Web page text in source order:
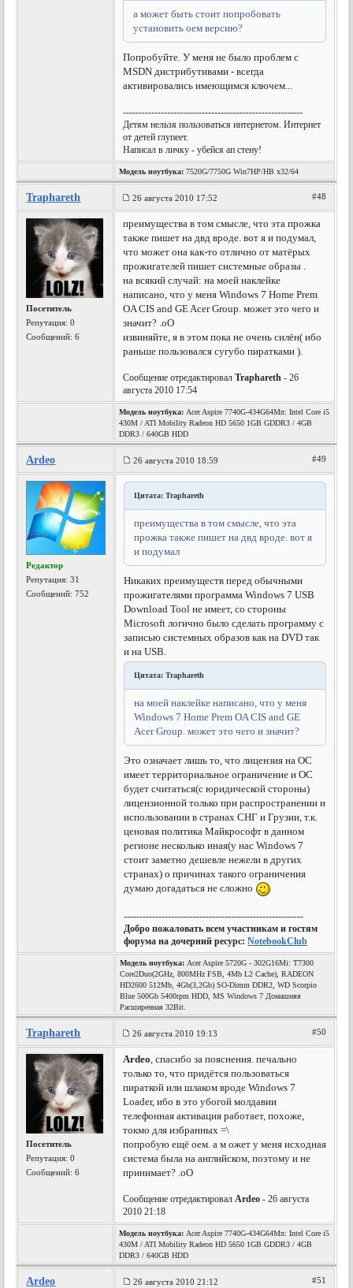
а может быть стоит попробовать
установить оем версию?
Попробуйте. У меня не было проблем с
MSDN дистрибутивами - всегда
активировались имеющимся ключем...
---------------------------------------------------------
Детям нельзя пользоваться интернетом. Интернет
от детей глупеет.
Написал в личку - убейся ап стену!
Модель ноутбука: 7520G/7750G Win7HP/HB x32/64
Traphareth 26 августа 2010 17:52 #48
Посетитель
Репутация:0
Сообщений: 6
преимущества в том смысле, что эта прожка
также пишет на двд вроде. вот я и подумал,
что может она как-то отлично от матёрых
прожигателей пишет системные образы .
на всякий случай: на моей наклейке
написано, что у меня Windows 7 Home Prem
OA CIS and GE Acer Group. может это чего и
значит? .оО
извиняйте, я в этом пока не очень силён( ибо
раньше пользовался сугубо пиратками ).
Сообщение отредактировалTraphareth - 26
августа 2010 17:54
Модель ноутбука: Acer Aspire 7740G-434G64Mn: Intel Core i5
430M / ATI Mobility Radeon HD 5650 1GB GDDR3 / 4GB
DDR3 / 640GB HDD
Ardeo 26 августа 2010 18:59 #49
Редактор
Репутация:31
Сообщений: 752
Цитата: Traphareth
преимущества в том смысле, что эта
прожка также пишет на двд вроде. вот я
и подумал
Никаких преимуществ перед обычными
прожигателями программа Windows 7 USB
Download Tool не имеет, со стороны
Microsoft логично было сделать программу с
записью системных образов как на DVD так
и на USB.
Цитата: Traphareth
на моей наклейке написано, что у меня
Windows 7 Home Prem OA CIS and GE
Acer Group. может это чего и значит?
Это означает лишь то, что лицензия на ОС
имеет территориальное ограничение и ОС
будет считаться(с юридической стороны)
лицензионной только при распространении и
использовании в странах СНГ и Грузии, т.к.
ценовая политика Майкрософт в данном
регионе несколько иная(у нас Windows 7
стоит заметно дешевле нежели в других
странах) о причинах такого ограничения
думаю догадаться не сложно
---------------------------------------------------------
Добро пожаловать всем участникам и гостям
форума на дочерний ресурс:NotebookClub
Модель ноутбука: Acer Aspire 5720G - 302G16Mi: T7300
Core2Duo(2GHz, 800MHz FSB, 4Mb L2 Cache), RADEON
HD2600 512Mb, 4Gb(3,2Gb) SO-Dimm DDR2, WD Scorpio
Blue 500Gb 5400rpm HDD, MS Windows 7 Домашняя
Расширенная 32Bit.
Traphareth 26 августа 2010 19:13 #50
Посетитель
Репутация:0
Сообщений: 6
Ardeo, спасибо за пояснения. печально
только то, что придётся пользоваться
пираткой или шлаком вроде Windows 7
Loader, ибо в это убогой молдавии
телефонная активация работает, похоже,
токмо для избранных =\
попробую ещё оем. а м ожет у меня исходная
система была на английском, поэтому и не
принимает? .оО
Сообщение отредактировалArdeo - 26 августа
2010 21:18
Модель ноутбука: Acer Aspire 7740G-434G64Mn: Intel Core i5
430M / ATI Mobility Radeon HD 5650 1GB GDDR3 / 4GB
DDR3 / 640GB HDD
Ardeo 26 августа 2010 21:12 #51